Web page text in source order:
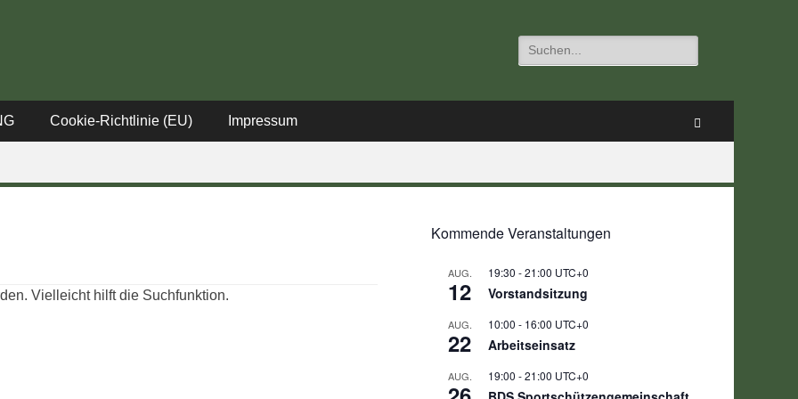
Suchen
nach:
Cookie-Richtlinie (EU) Impressum
Vielleicht hilft die Suchfunktion.
Kommende Veranstaltungen
AUG.
12
19:30 -21:00 UTC+0
Vorstandsitzung
AUG.
22
10:00 - 16:00 UTC+0
Arbeitseinsatz
AUG. 19:00 -21:00 UTC+0